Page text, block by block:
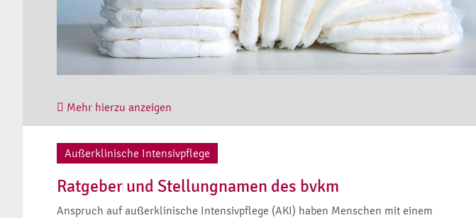
Mehr hierzu anzeigen
Außerklinische Intensivpflege
Ratgeber und Stellungnamen des bvkm
Anspruch auf außerklinische Intensivpflege (AKI) haben Menschen mit einem